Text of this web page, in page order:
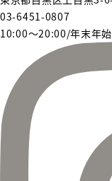
03-6451-0807
10:00〜20:00/年末年